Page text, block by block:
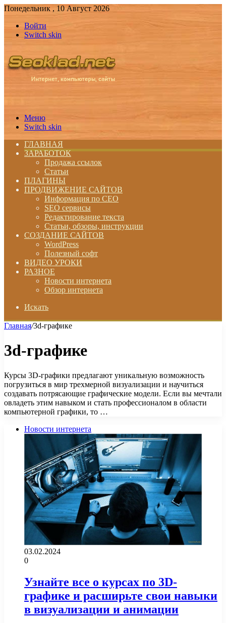
Понедельник , 10 Август 2026
Войти
Switch skin
Меню
Switch skin
ГЛАВНАЯ
ЗАРАБОТОК
Продажа ссылок
Статьи
ПЛАГИНЫ
ПРОДВИЖЕНИЕ САЙТОВ
Информация по СЕО
SEO сервисы
Редактирование текста
Статьи, обзоры, инструкции
СОЗДАНИЕ САЙТОВ
WordPress
Полезный софт
ВИДЕО УРОКИ
РАЗНОЕ
Новости интернета
Обзор интернета
Искать
Главная/3d-графике
3d-графике
Курсы 3D-графики предлагают уникальную возможность
погрузиться в мир трехмерной визуализации и научиться
создавать потрясающие графические модели. Если вы мечтали
овладеть этим навыком и стать профессионалом в области
компьютерной графики, то …
Новости интернета
03.02.2024
0
Узнайте все о курсах по 3D-
графике и расширьте свои навыки
в визуализации и анимации